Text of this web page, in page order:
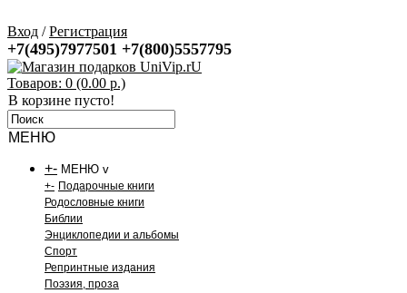
Вход /Регистрация
+7(495)7977501 +7(800)5557795
Товаров: 0 (0.00 р.)
В корзине пусто!
МЕНЮ
+- МЕНЮ v
+- Подарочные книги
Родословные книги
Библии
Энциклопедии и альбомы
Спорт
Репринтные издания
Поэзия, проза